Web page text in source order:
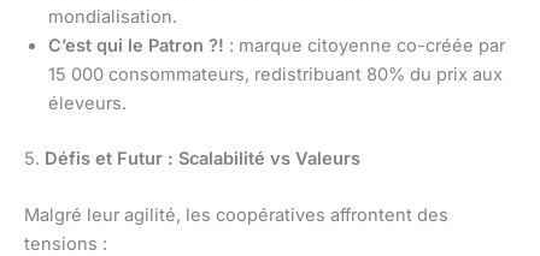
mondialisation.
C’est qui le Patron ?! : marque citoyenne co-créée par
15 000 consommateurs, redistribuant 80% du prix aux
éleveurs.
5. Défis et Futur : Scalabilité vs Valeurs
Malgré leur agilité, les coopératives affrontent des
tensions :